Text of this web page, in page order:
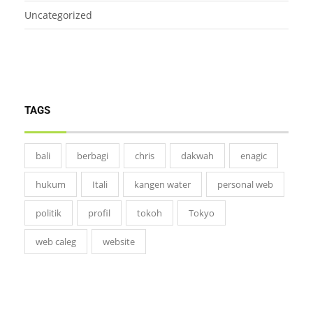
Uncategorized
TAGS
bali berbagi chris dakwah enagic
hukum Itali kangen water personal web
politik profil tokoh Tokyo
web caleg website